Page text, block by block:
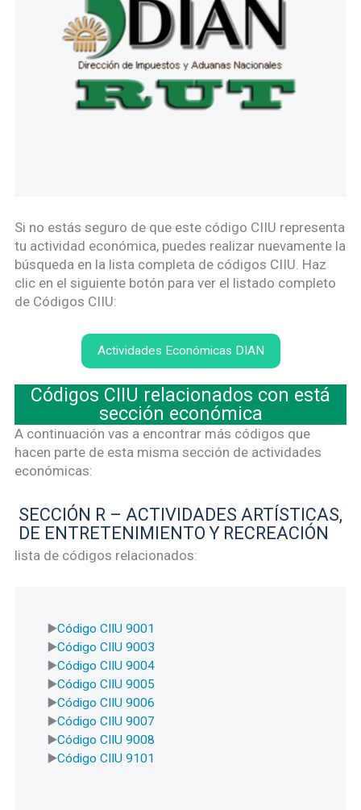
Si no estás seguro de que este código CIIU representa
tu actividad económica, puedes realizar nuevamente la
búsqueda en la lista completa de códigos CIIU. Haz
clic en el siguiente botón para ver el listado completo
de Códigos CIIU:
Actividades Económicas DIAN
Códigos CIIU relacionados con está
sección económica
A continuación vas a encontrar más códigos que
hacen parte de esta misma sección de actividades
económicas:
SECCIÓN R – ACTIVIDADES ARTÍSTICAS,
DE ENTRETENIMIENTO Y RECREACIÓN
lista de códigos relacionados:
Código CIIU 9001
Código CIIU 9003
Código CIIU 9004
Código CIIU 9005
Código CIIU 9006
Código CIIU 9007
Código CIIU 9008
Código CIIU 9101